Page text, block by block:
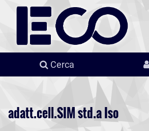
Cerca
adatt.cell.SIM std.a Iso